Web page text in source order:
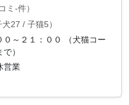
ミ-件）
27 / 子猫5）
０～２１：００ （犬猫コー
）
営業